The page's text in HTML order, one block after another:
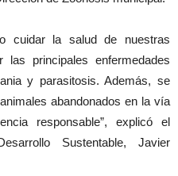
cuidar la salud de nuestras
las principales enfermedades
y parasitosis. Además, se
abandonados en la vía
responsable”, explicó el
Sustentable, Javier